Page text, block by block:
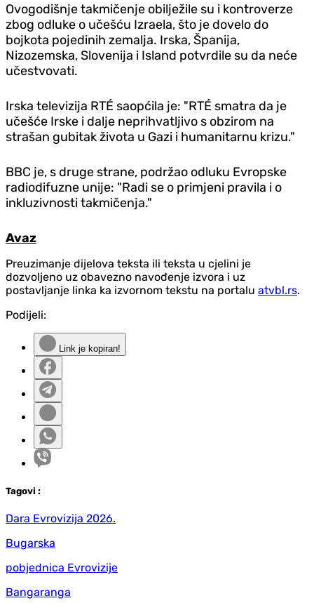
Ovogodišnje takmičenje obilježile su i kontroverze
zbog odluke o učešću Izraela, što je dovelo do
bojkota pojedinih zemalja. Irska, Španija,
Nizozemska, Slovenija i Island potvrdile su da neće
učestvovati.
Irska televizija RTÉ saopćila je: "RTÉ smatra da je
učešće Irske i dalje neprihvatljivo s obzirom na
strašan gubitak života u Gazi i humanitarnu krizu."
BBC je, s druge strane, podržao odluku Evropske
radiodifuzne unije: "Radi se o primjeni pravila i o
inkluzivnosti takmičenja."
Avaz
Preuzimanje dijelova teksta ili teksta u cjelini je
dozvoljeno uz obavezno navođenje izvora i uz
postavljanje linka ka izvornom tekstu na portalu atvbl.rs.
Podijeli:
Link je kopiran!
Tagovi :
Dara Evrovizija 2026.
Bugarska
pobjednica Evrovizije
Bangaranga